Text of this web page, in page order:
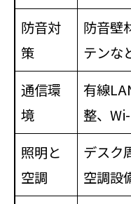
防音対
策
防音壁
テンな
通信環
境
有線
整、
照明と
空調
デスク
空調設